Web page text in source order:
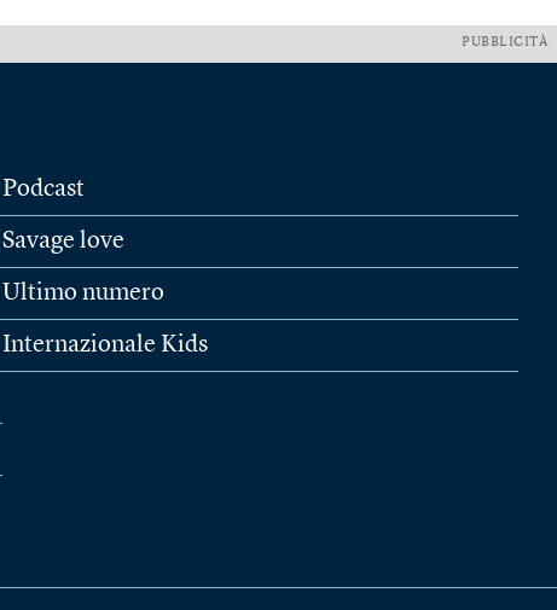
PUBBLICITÀ
Podcast
Savage love
Ultimo numero
Internazionale Kids